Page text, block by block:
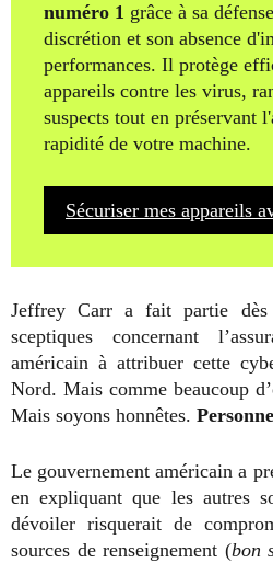
numéro 1 grâce à sa
discrétion et son absence
performances. Il protège
appareils contre les virus,
suspects tout en préservant
rapidité de votre machine.
Sécuriser mes appareils
Jeffrey Carr a fait partie dès
sceptiques concernant
américain à attribuer cette
Nord. Mais comme beaucoup
Mais soyons honnêtes.
Le gouvernement américain a
en expliquant que les autres
dévoiler risquerait de
sources de renseignement (bon